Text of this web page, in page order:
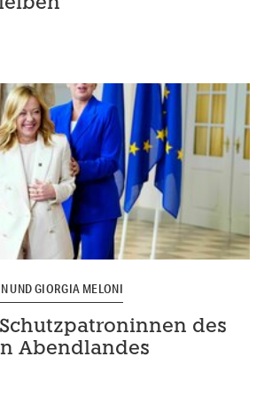
UND GIORGIA MELONI
des
Abendlandes